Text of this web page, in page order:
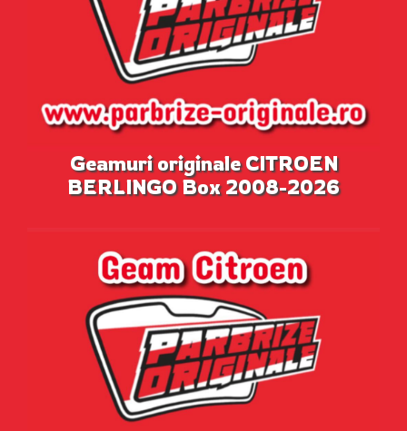
Geamuri originale CITROEN
BERLINGO Box 2008-2026